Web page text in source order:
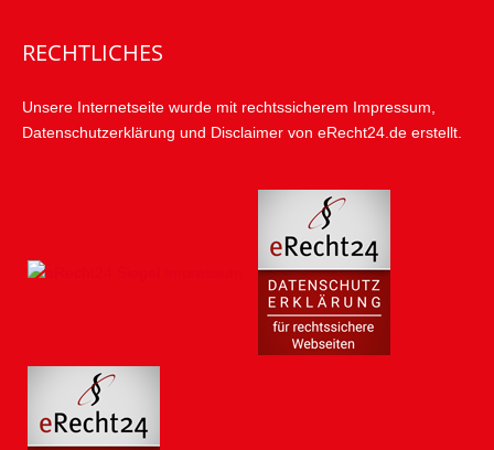
RECHTLICHES
Unsere Internetseite wurde mit rechtssicherem Impressum,
Datenschutzerklärung und Disclaimer von eRecht24.de erstellt.